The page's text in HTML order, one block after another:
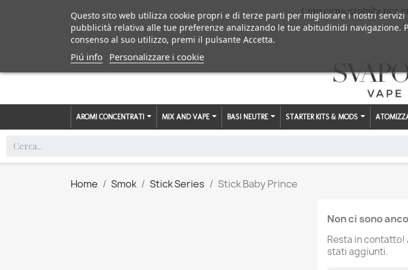
Consegna gratuita per
AROMI CONCENTRATI MIX AND VAPE BASI NEUTRE STARTER KITS & MODS
Home Smok Stick Series Stick Baby Prince
Non ci sono
Resta in
stati aggiunti.
Questo sito web utilizza cookie propri e di terze parti per migliorare i nostri servizi
pubblicità relativa alle tue preferenze analizzando le tue abitudinidi navigazione.
consenso al suo utilizzo, premi il pulsante Accetta.
Piú info Personalizzare i cookie